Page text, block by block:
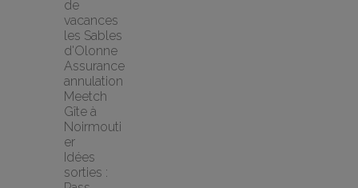
de
vacances
les Sables
d'Olonne
Assurance
annulation
Meetch
Gîte à
Noirmouti
er
Idées
sorties :